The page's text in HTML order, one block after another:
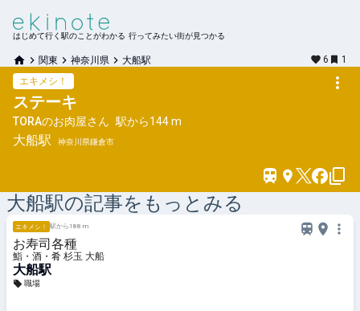
はじめて行く駅のことがわかる 行ってみたい街が見つかる
関東 神奈川県 大船駅 6
1
エキメシ！
ステーキ
TORAのお肉屋さん 駅から144 m
大船駅 神奈川県鎌倉市
大船駅の記事をもっとみる
エキメシ！ 駅から188 m
お寿司各種
鮨・酒・肴 杉玉 大船
大船駅
職場